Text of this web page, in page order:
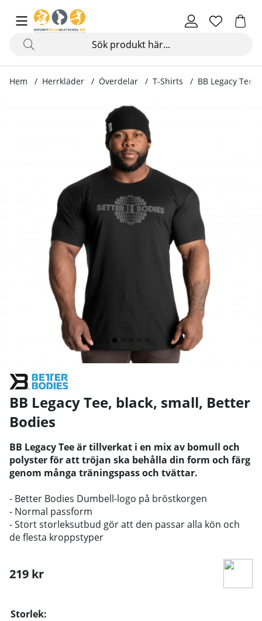
Hem Herrkläder Överdelar T-Shirts BB Legacy Tee,
Produktbilder BB Legacy Tee, black
BB Legacy Tee, black, small, Better
Bodies
BB Legacy Tee är tillverkat i en mix av bomull och
polyster för att tröjan ska behålla din form och färg
genom många träningspass och tvättar.
- Better Bodies Dumbell-logo på bröstkorgen
- Normal passform
- Stort storleksutbud gör att den passar alla kön och
de flesta kroppstyper
219 kr
Storlek: